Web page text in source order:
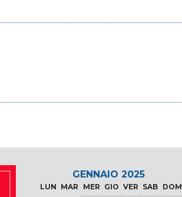
GENNAIO 2025
LUN MAR MER GIO VER SAB DOM